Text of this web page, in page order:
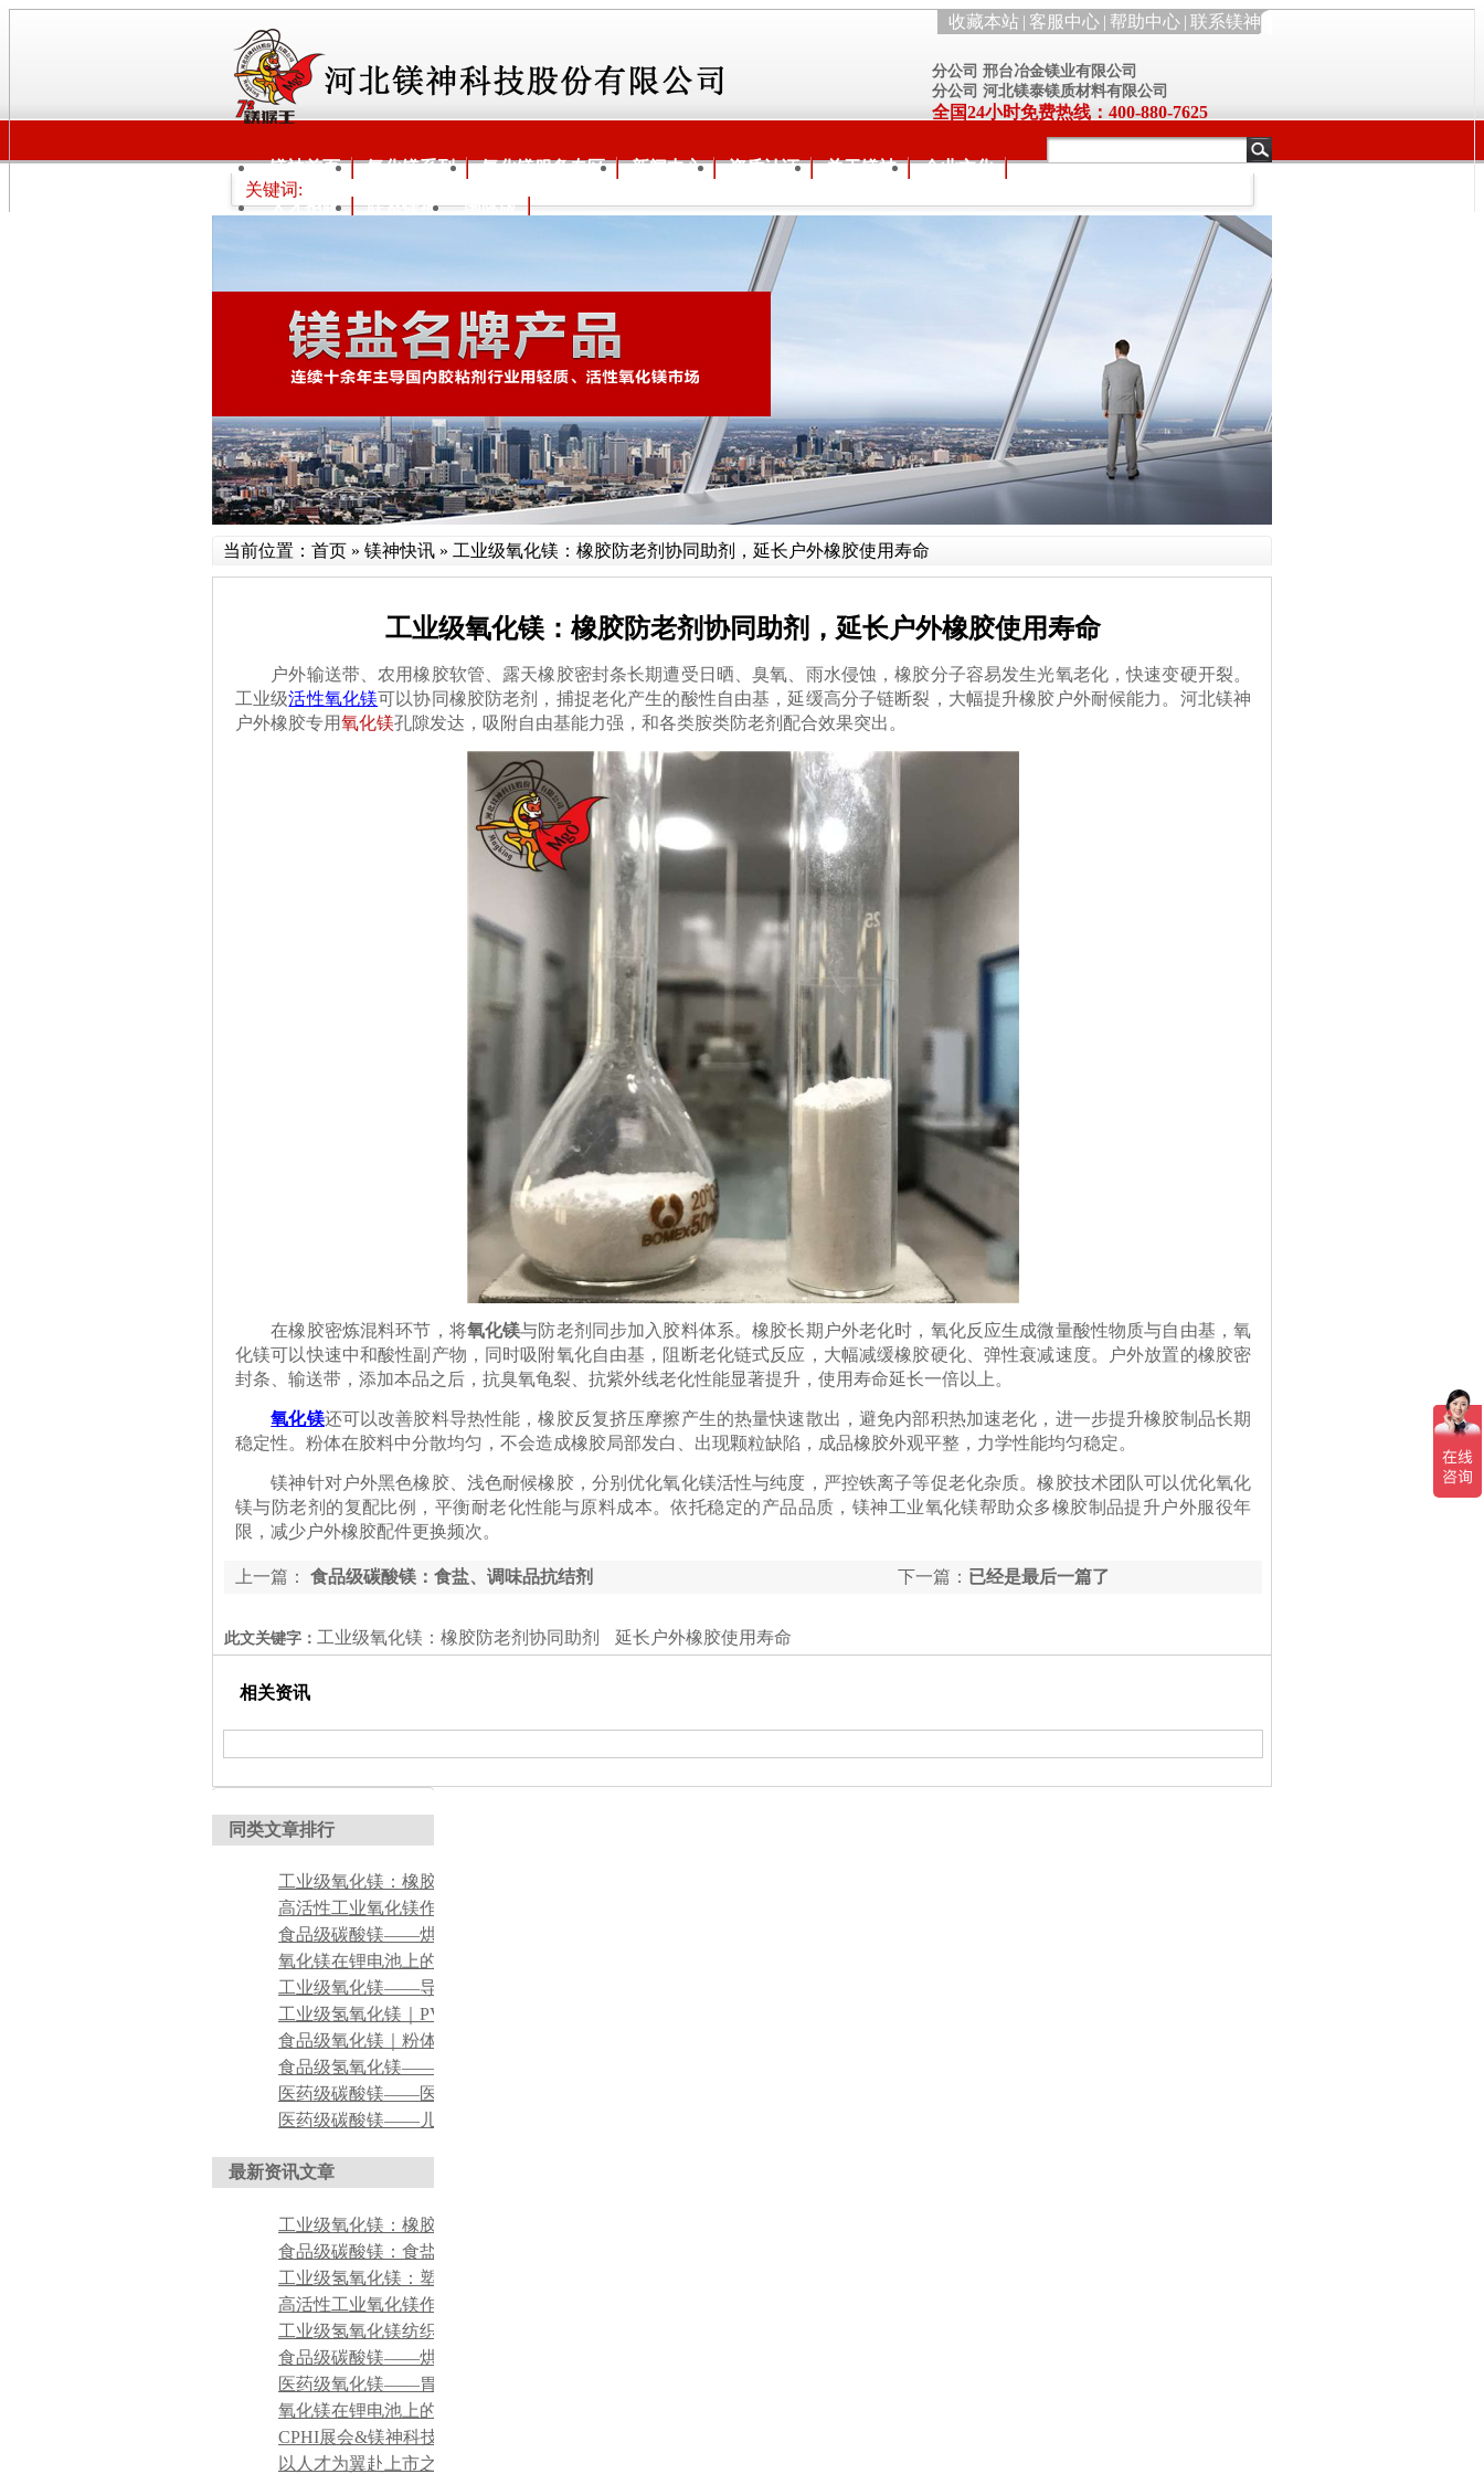
收藏本站 | 客服中心 | 帮助中心 | 联系镁神
分公司 邢台冶金镁业有限公司
分公司 河北镁泰镁质材料有限公司
全国24小时免费热线：400-880-7625
镁神首页 氧化镁系列 氧化镁服务专区 新闻中心 资质认证 关于镁神 企业文化
人才招聘 联系镁神 国际版
关键词:
当前位置： 首页 » 镁神快讯 » 工业级氧化镁：橡胶防老剂协同助剂，延长户外橡胶使用寿命
工业级氧化镁：橡胶防老剂协同助剂，延长户外橡胶使用寿命
户外输送带、农用橡胶软管、露天橡胶密封条长期遭受日晒、臭氧、雨水侵蚀，橡胶分子容易发生光氧老化，快速变硬开裂。
工业级活性氧化镁可以协同橡胶防老剂，捕捉老化产生的酸性自由基，延缓高分子链断裂，大幅提升橡胶户外耐候能力。河北镁神
户外橡胶专用氧化镁孔隙发达，吸附自由基能力强，和各类胺类防老剂配合效果突出。
在橡胶密炼混料环节，将氧化镁与防老剂同步加入胶料体系。橡胶长期户外老化时，氧化反应生成微量酸性物质与自由基，氧
化镁可以快速中和酸性副产物，同时吸附氧化自由基，阻断老化链式反应，大幅减缓橡胶硬化、弹性衰减速度。户外放置的橡胶密
封条、输送带，添加本品之后，抗臭氧龟裂、抗紫外线老化性能显著提升，使用寿命延长一倍以上。
氧化镁还可以改善胶料导热性能，橡胶反复挤压摩擦产生的热量快速散出，避免内部积热加速老化，进一步提升橡胶制品长期
稳定性。粉体在胶料中分散均匀，不会造成橡胶局部发白、出现颗粒缺陷，成品橡胶外观平整，力学性能均匀稳定。
镁神针对户外黑色橡胶、浅色耐候橡胶，分别优化氧化镁活性与纯度，严控铁离子等促老化杂质。橡胶技术团队可以优化氧化
镁与防老剂的复配比例，平衡耐老化性能与原料成本。依托稳定的产品品质，镁神工业氧化镁帮助众多橡胶制品提升户外服役年
限，减少户外橡胶配件更换频次。
下一篇： 已经是最后一篇了
上一篇： 食品级碳酸镁：食盐、调味品抗结剂
此文关键字： 工业级氧化镁：橡胶防老剂协同助剂 延长户外橡胶使用寿命
相关资讯
同类文章排行
氧化镁在锂电池上的应用
最新资讯文章
氧化镁在锂电池上的应用